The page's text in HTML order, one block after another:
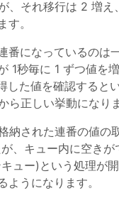
、それ移行は 2 増
す。
番になっているのは
1秒毎に 1 ずつ値を
した値を確認すると
ら正しい挙動になりま
納された連番の値の
、キュー内に空きが
ュー)という処理が
ようになります。